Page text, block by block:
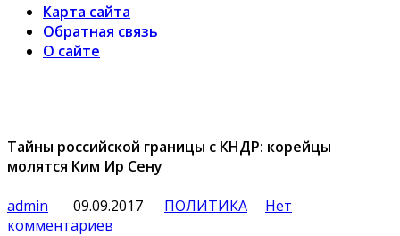
Карта сайта
Обратная связь
О сайте
Тайны российской границы с КНДР: корейцы
молятся Ким Ир Сену
admin
09.09.2017 ПОЛИТИКА
Нет
комментариев